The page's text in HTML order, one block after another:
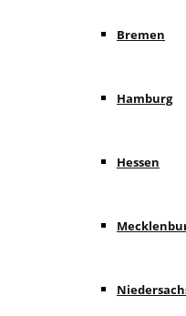
Bremen
Hamburg
Hessen